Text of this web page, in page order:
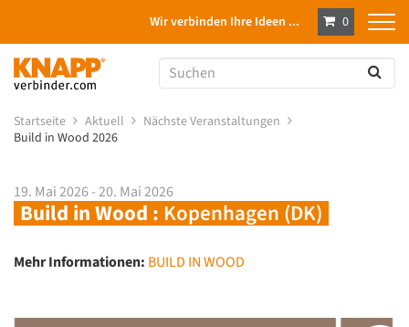
Wir verbinden Ihre Ideen ... 0
Startseite Aktuell
Nächste Veranstaltungen
Build in Wood 2026
19. Mai 2026 - 20. Mai 2026
Build in Wood : Kopenhagen (DK)
Mehr Informationen: BUILD IN WOOD